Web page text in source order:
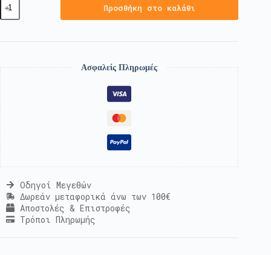
Προσθήκη στο καλάθι
Ασφαλείς Πληρωμές
Οδηγοί Μεγεθών
Δωρεάν μεταφορικά άνω των 100€
Αποστολές & Επιστροφές
Τρόποι Πληρωμής